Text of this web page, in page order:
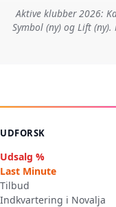
Aktive klubber 2026:
Symbol (ny) og Lift
UDFORSK
Udsalg %
Last Minute
Tilbud
Indkvartering i Novalja